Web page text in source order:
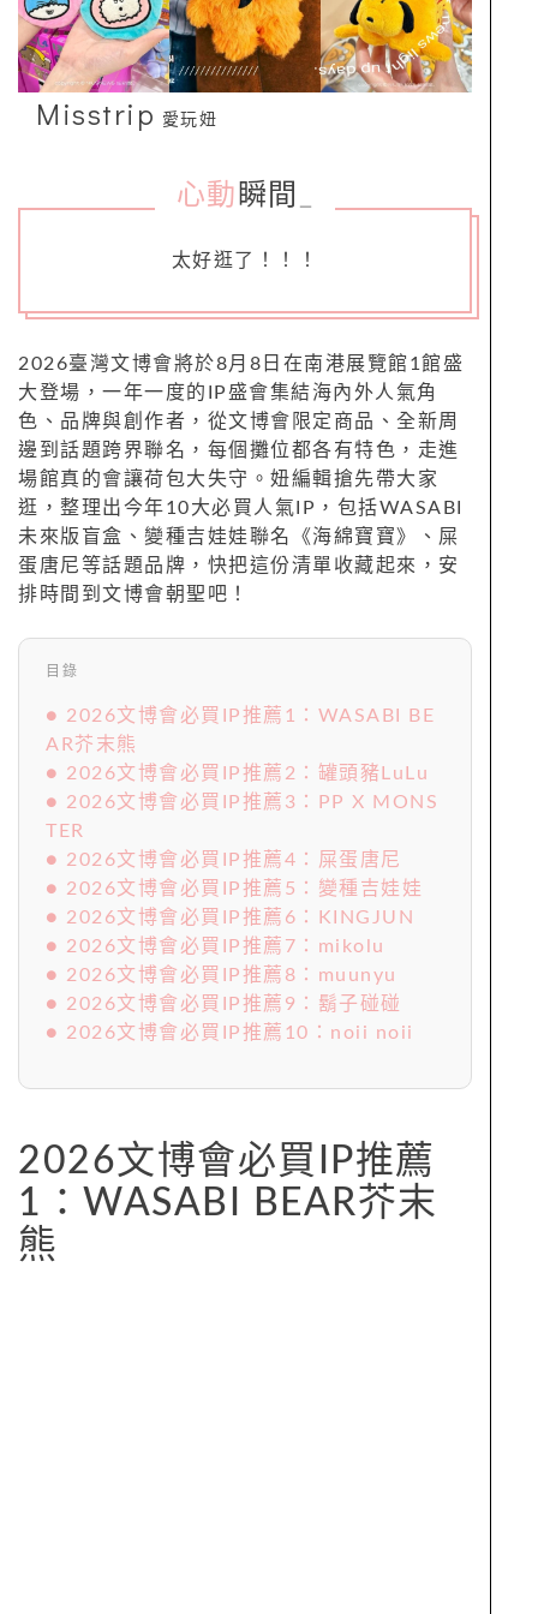
Misstrip 愛玩妞
心動 瞬間
太好逛了！！！
2026臺灣文博會將於8月8日在南港展覽館1館盛
大登場，一年一度的IP盛會集結海內外人氣角
色、品牌與創作者，從文博會限定商品、全新周
邊到話題跨界聯名，每個攤位都各有特色，走進
場館真的會讓荷包大失守。妞編輯搶先帶大家
逛，整理出今年10大必買人氣IP，包括WASABI
未來版盲盒、變種吉娃娃聯名《海綿寶寶》、屎
蛋唐尼等話題品牌，快把這份清單收藏起來，安
排時間到文博會朝聖吧！
目錄
● 2026文博會必買IP推薦1：WASABI BE
AR芥末熊
● 2026文博會必買IP推薦2：罐頭豬LuLu
● 2026文博會必買IP推薦3：PP X MONS
TER
● 2026文博會必買IP推薦4：屎蛋唐尼
● 2026文博會必買IP推薦5：變種吉娃娃
● 2026文博會必買IP推薦6：KINGJUN
● 2026文博會必買IP推薦7：mikolu
● 2026文博會必買IP推薦8：muunyu
● 2026文博會必買IP推薦9：鬍子碰碰
● 2026文博會必買IP推薦10：noii noii
2026文博會必買IP推薦
1：WASABI BEAR芥末
熊